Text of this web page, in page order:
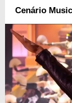
Cenário